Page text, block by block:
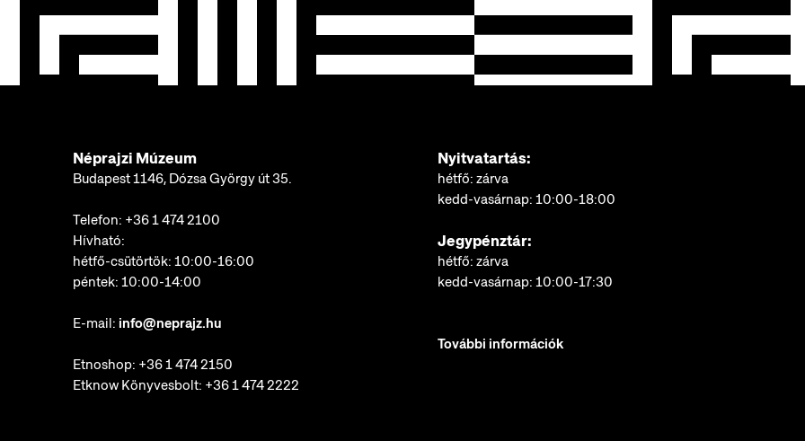
Néprajzi Múzeum
Budapest 1146, Dózsa György út 35.
Telefon: +36 1 474 2100
Hívható:
hétfő-csütörtök: 10:00-16:00
péntek: 10:00-14:00
E-mail: info@neprajz.hu
Etnoshop: +36 1 474 2150
Etknow Könyvesbolt: +36 1 474 2222
Nyitvatartás:
hétfő: zárva
kedd-vasárnap: 10:00-18:00
Jegypénztár:
hétfő: zárva
kedd-vasárnap: 10:00-17:30
További információk